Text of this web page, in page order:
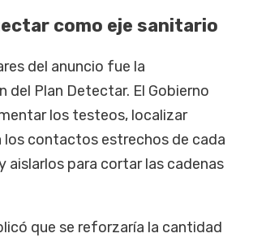
como eje sanitario
del anuncio fue la
del Plan Detectar. El Gobierno
los testeos, localizar
los contactos estrechos de cada
aislarlos para cortar las cadenas
que se reforzaría la cantidad